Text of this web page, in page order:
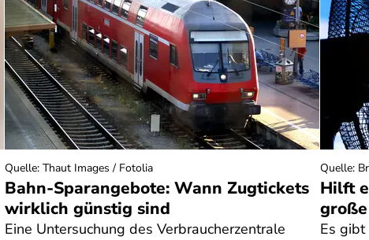
Bahn-Sparangebote: Wann Zugtickets
wirklich günstig sind
Eine Untersuchung des Verbraucherzentrale
Quelle: Thaut Images / Fotolia
Hilft
Es
Quelle: